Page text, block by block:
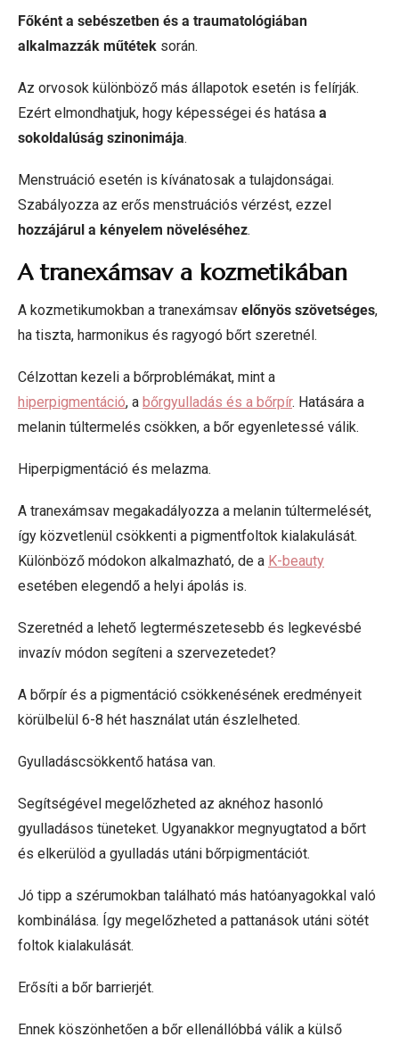
Főként a sebészetben és a traumatológiában
alkalmazzák műtétek során.
Az orvosok különböző más állapotok esetén is felírják.
Ezért elmondhatjuk, hogy képességei és hatása a
sokoldalúság szinonimája.
Menstruáció esetén is kívánatosak a tulajdonságai.
Szabályozza az erős menstruációs vérzést, ezzel
hozzájárul a kényelem növeléséhez.
A tranexámsav a kozmetikában
A kozmetikumokban a tranexámsav előnyös szövetséges,
ha tiszta, harmonikus és ragyogó bőrt szeretnél.
Célzottan kezeli a bőrproblémákat, mint a
hiperpigmentáció, a bőrgyulladás és a bőrpír. Hatására a
melanin túltermelés csökken, a bőr egyenletessé válik.
Hiperpigmentáció és melazma.
A tranexámsav megakadályozza a melanin túltermelését,
így közvetlenül csökkenti a pigmentfoltok kialakulását.
Különböző módokon alkalmazható, de a K-beauty
esetében elegendő a helyi ápolás is.
Szeretnéd a lehető legtermészetesebb és legkevésbé
invazív módon segíteni a szervezetedet?
A bőrpír és a pigmentáció csökkenésének eredményeit
körülbelül 6-8 hét használat után észlelheted.
Gyulladáscsökkentő hatása van.
Segítségével megelőzheted az aknéhoz hasonló
gyulladásos tüneteket. Ugyanakkor megnyugtatod a bőrt
és elkerülöd a gyulladás utáni bőrpigmentációt.
Jó tipp a szérumokban található más hatóanyagokkal való
kombinálása. Így megelőzheted a pattanások utáni sötét
foltok kialakulását.
Erősíti a bőr barrierjét.
Ennek köszönhetően a bőr ellenállóbbá válik a külső